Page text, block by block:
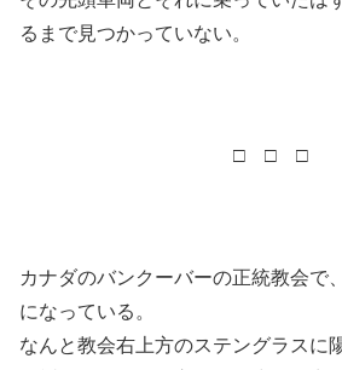
るまで見つかっていない。
□ □ □
カナダのバンクーバーの正統教会で
になっている。
なんと教会右上方のステングラスに